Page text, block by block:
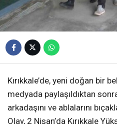
Kırıkkale’de, yeni doğan bir
medyada paylaşıldıktan
arkadaşını ve ablalarını
Olay, 2 Nisan’da Kırıkkale